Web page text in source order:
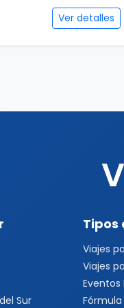
Ver detalles
Sur
Tipos
Viajes
Viajes
Eventos
Fórmula